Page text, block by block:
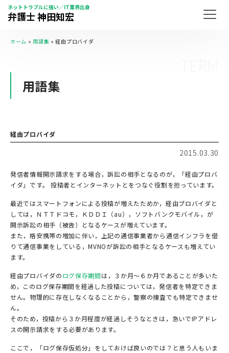
ネットトラブルに強い／IT業界出身
弁護士 神田知宏
ホーム » 用語集 »経由プロバイダ
用語集
経由プロバイダ
2015.03.30
発信者情報開示請求をする場合，訴訟の相手となるのが，「経由プロバ
イダ」です。 投稿者とインターネットとをつなぐ役割を担っています。
最近ではスマートフォンによる投稿が増えたためか，経由プロバイダと
しては，ＮＴＴドコモ，ＫＤＤＩ（au），ソフトバンクモバイル，が
開示訴訟の相手（被告）となるケースが増えています。
また，格安携帯の増加に伴い，上記の通信事業者から通信インフラを借
りて通信事業をしている，MVNOが訴訟の相手となるケースも増えてい
ます。
経由プロバイダのログ保存期間は，３か月～６か月であることが多いた
め，このログ保存期間を経過した投稿については，発信者を特定できま
せん。物理的に存在しなくなることから，警察の捜査でも特定できませ
ん。
そのため，投稿から３か月程度が経過しそうなときは，急いでIPアドレ
スの開示請求をする必要があります。
ここで，「ログ保存仮処分」をしておけば良いのでは？と思う人もいま